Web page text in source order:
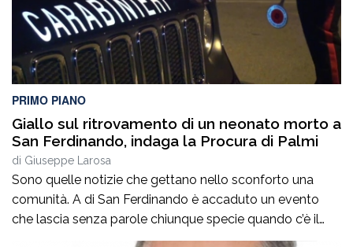
PRIMO PIANO
Giallo sul ritrovamento di un neonato morto a
San Ferdinando, indaga la Procura di Palmi
di Giuseppe Larosa
Sono quelle notizie che gettano nello sconforto una
comunità. A di San Ferdinando è accaduto un evento
che lascia senza parole chiunque specie quando c’è il
ritrovamento del corpo senza vita di un neonato ha